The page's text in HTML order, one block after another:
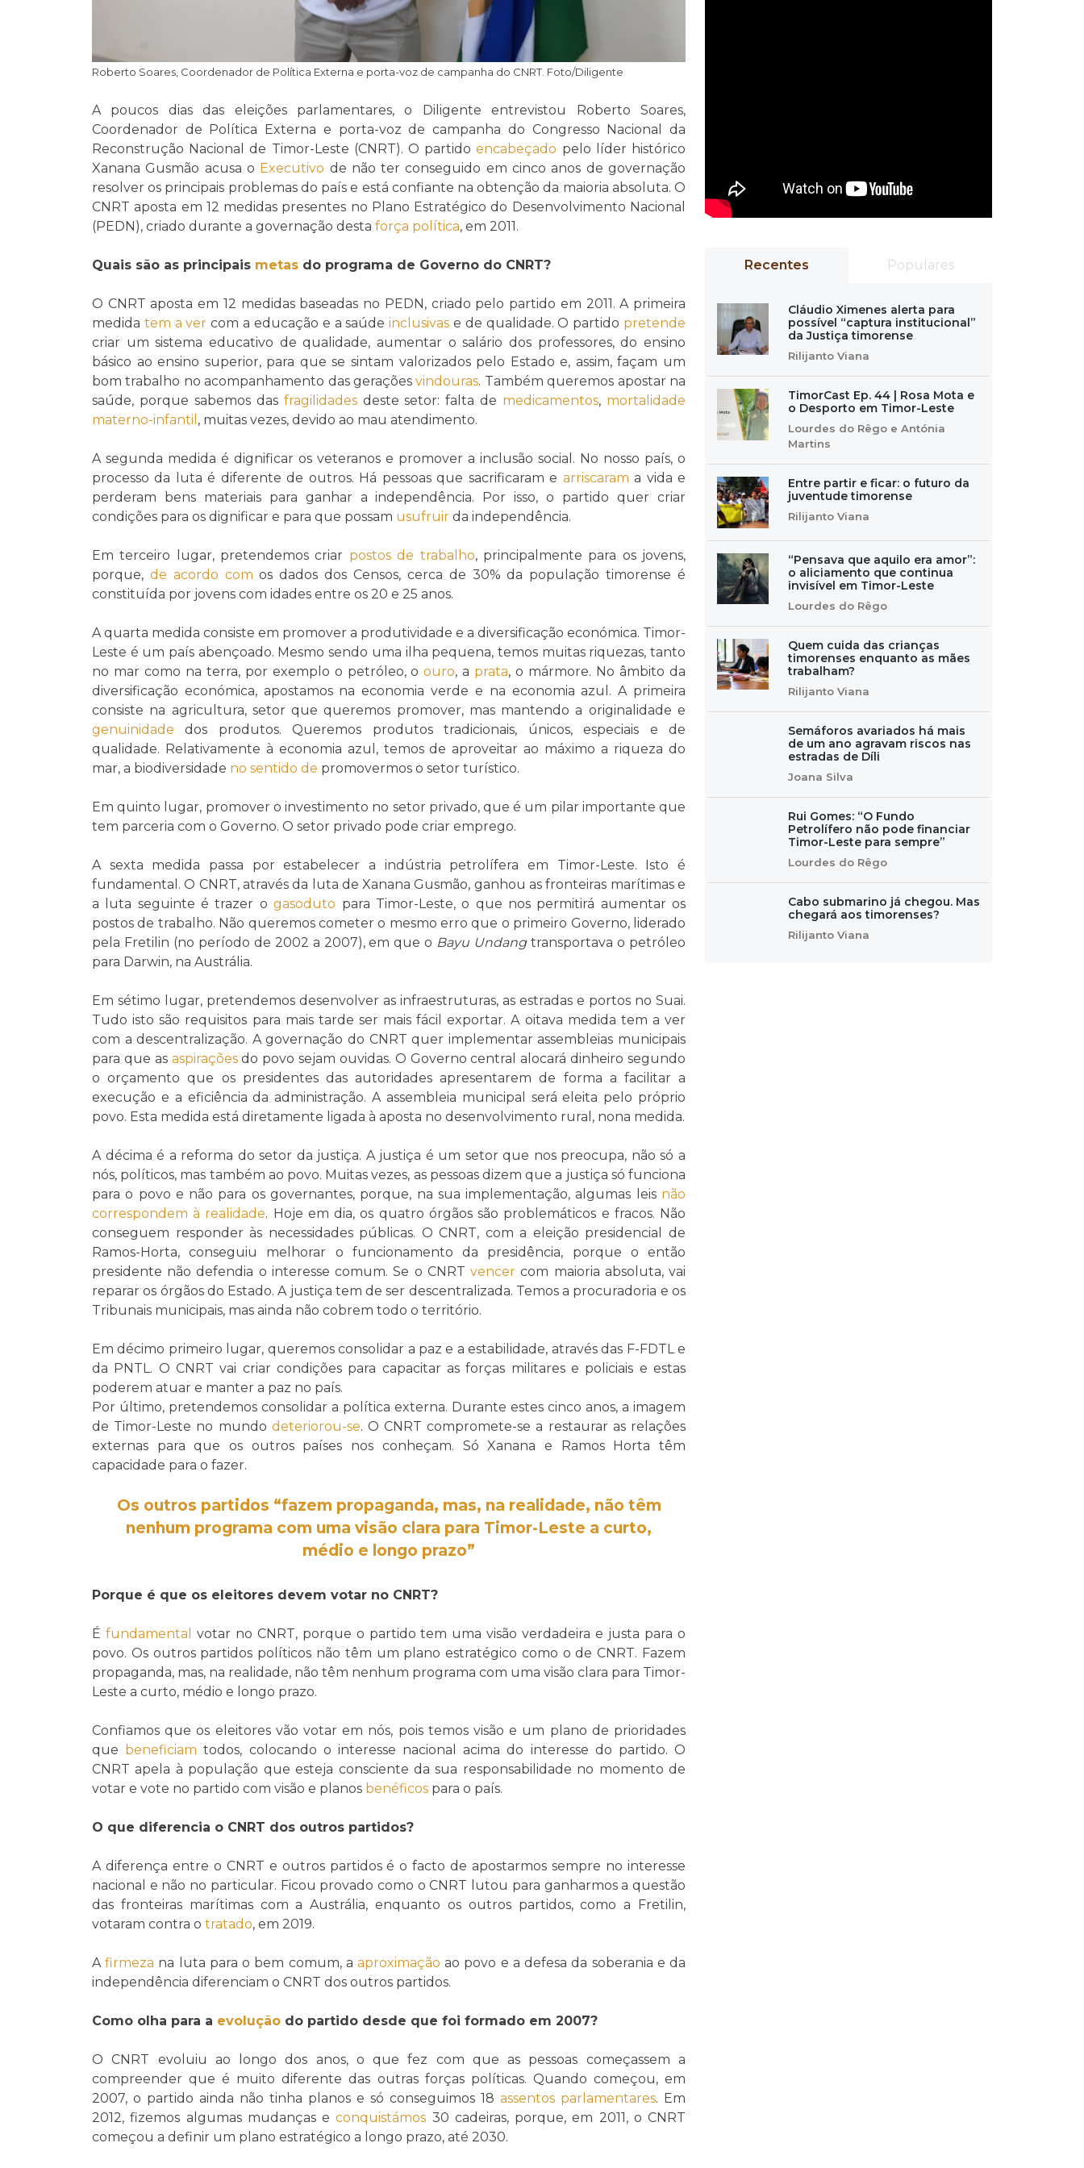
Roberto Soares, Coordenador de Política Externa e porta-voz de campanha do CNRT. Foto/Diligente
A poucos dias das eleições parlamentares, o Diligente entrevistou Roberto Soares,
Coordenador de Política Externa e porta-voz de campanha do Congresso Nacional da
Reconstrução Nacional de Timor-Leste (CNRT). O partidoencabeçado pelo líder histórico
Xanana Gusmão acusa o Executivo de não ter conseguido em cinco anos de governação
resolver os principais problemas do país e está confiante na obtenção da maioria absoluta. O
CNRT aposta em 12 medidas presentes no Plano Estratégico do Desenvolvimento Nacional
(PEDN), criado durante a governação desta força política, em 2011.
Quais são as principais metas do programa de Governo do CNRT?
O CNRT aposta em 12 medidas baseadas no PEDN, criado pelo partido em 2011. A primeira
medida tem a ver com a educação e a saúdeinclusivas e de qualidade. O partido pretende
criar um sistema educativo de qualidade, aumentar o salário dos professores, do ensino
básico ao ensino superior, para que se sintam valorizados pelo Estado e, assim, façam um
bom trabalho no acompanhamento das geraçõesvindouras. Também queremos apostar na
saúde, porque sabemos das fragilidadesdeste setor: falta de medicamentos, mortalidade
materno-infantil , muitas vezes, devido ao mau atendimento.
A segunda medida é dignificar os veteranos e promover a inclusão social. No nosso país, o
processo da luta é diferente de outros. Há pessoas que sacrificaram e arriscaram a vida e
perderam bens materiais para ganhar a independência. Por isso, o partido quer criar
condições para os dignificar e para que possam usufruir da independência.
Em terceiro lugar, pretendemos criar postos de trabalho, principalmente para os jovens,
porque, de acordo com os dados dos Censos, cerca de 30% da população timorense é
constituída por jovens com idades entre os 20 e 25 anos.
A quarta medida consiste em promover a produtividade e a diversificação económica. Timor-
Leste é um país abençoado. Mesmo sendo uma ilha pequena, temos muitas riquezas, tanto
no mar como na terra, por exemplo o petróleo, oouro, a prata, o mármore. No âmbito da
diversificação económica, apostamos na economia verde e na economia azul. A primeira
consiste na agricultura, setor que queremos promover, mas mantendo a originalidade e
genuinidade dos produtos. Queremos produtos tradicionais, únicos, especiais e de
qualidade. Relativamente à economia azul, temos de aproveitar ao máximo a riqueza do
mar, a biodiversidade no sentido de promovermos o setor turístico.
Em quinto lugar, promover o investimento no setor privado, que é um pilar importante que
tem parceria com o Governo. O setor privado pode criar emprego.
A sexta medida passa por estabelecer a indústria petrolífera em Timor-Leste. Isto é
fundamental. O CNRT, através da luta de Xanana Gusmão, ganhou as fronteiras marítimas e
a luta seguinte é trazer ogasoduto para Timor-Leste, o que nos permitirá aumentar os
postos de trabalho. Não queremos cometer o mesmo erro que o primeiro Governo, liderado
pela Fretilin (no período de 2002 a 2007), em que o Bayu Undangtransportava o petróleo
para Darwin, na Austrália.
Em sétimo lugar, pretendemos desenvolver as infraestruturas, as estradas e portos no Suai.
Tudo isto são requisitos para mais tarde ser mais fácil exportar. A oitava medida tem a ver
com a descentralização. A governação do CNRT quer implementar assembleias municipais
para que as aspiraçõesdo povo sejam ouvidas. O Governo central alocará dinheiro segundo
o orçamento que os presidentes das autoridades apresentarem de forma a facilitar a
execução e a eficiência da administração. A assembleia municipal será eleita pelo próprio
povo. Esta medida está diretamente ligada à aposta no desenvolvimento rural, nona medida.
A décima é a reforma do setor da justiça. A justiça é um setor que nos preocupa, não só a
nós, políticos, mas também ao povo. Muitas vezes, as pessoas dizem que a justiça só funciona
para o povo e não para os governantes, porque, na sua implementação, algumas leis não
correspondem à realidade. Hoje em dia, os quatro órgãos são problemáticos e fracos. Não
conseguem responder às necessidades públicas. O CNRT, com a eleição presidencial de
Ramos-Horta, conseguiu melhorar o funcionamento da presidência, porque o então
presidente não defendia o interesse comum. Se o CNRTvencer com maioria absoluta, vai
reparar os órgãos do Estado. A justiça tem de ser descentralizada. Temos a procuradoria e os
Tribunais municipais, mas ainda não cobrem todo o território.
Em décimo primeiro lugar, queremos consolidar a paz e a estabilidade, através das F-FDTL e
da PNTL. O CNRT vai criar condições para capacitar as forças militares e policiais e estas
poderem atuar e manter a paz no país.
Por último, pretendemos consolidar a política externa. Durante estes cinco anos, a imagem
de Timor-Leste no mundo deteriorou-se. O CNRT compromete-se a restaurar as relações
externas para que os outros países nos conheçam. Só Xanana e Ramos Horta têm
capacidade para o fazer.
Os outros partidos “fazem propaganda, mas, na realidade, não têm
nenhum programa com uma visão clara para Timor-Leste a curto,
médio e longo prazo”
Porque é que os eleitores devem votar no CNRT?
É fundamental
votar no CNRT, porque o partido tem uma visão verdadeira e justa para o
povo. Os outros partidos políticos não têm um plano estratégico como o de CNRT. Fazem
propaganda, mas, na realidade, não têm nenhum programa com uma visão clara para Timor-
Leste a curto, médio e longo prazo.
Confiamos que os eleitores vão votar em nós, pois temos visão e um plano de prioridades
que beneficiam todos, colocando o interesse nacional acima do interesse do partido. O
CNRT apela à população que esteja consciente da sua responsabilidade no momento de
votar e vote no partido com visão e planos benéficos para o país.
O que diferencia o CNRT dos outros partidos?
A diferença entre o CNRT e outros partidos é o facto de apostarmos sempre no interesse
nacional e não no particular. Ficou provado como o CNRT lutou para ganharmos a questão
das fronteiras marítimas com a Austrália, enquanto os outros partidos, como a Fretilin,
votaram contra o tratado, em 2019.
Afirmeza na luta para o bem comum, aaproximação ao povo e a defesa da soberania e da
independência diferenciam o CNRT dos outros partidos.
Como olha para a evolução do partido desde que foi formado em 2007?
O CNRT evoluiu ao longo dos anos, o que fez com que as pessoas começassem a
compreender que é muito diferente das outras forças políticas. Quando começou, em
2007, o partido ainda não tinha planos e só conseguimos 18 assentos parlamentares. Em
2012, fizemos algumas mudanças econquistámos 30 cadeiras, porque, em 2011, o CNRT
começou a definir um plano estratégico a longo prazo, até 2030.
Recentes Populares
Cláudio Ximenes alerta para
possível “captura institucional”
da Justiça timorense
Rilijanto Viana
TimorCast Ep. 44 | Rosa Mota e
o Desporto em Timor-Leste
Lourdes do Rêgo e Antónia
Martins
Entre partir e ficar: o futuro da
juventude timorense
Rilijanto Viana
“Pensava que aquilo era amor”:
o aliciamento que continua
invisível em Timor-Leste
Lourdes do Rêgo
Quem cuida das crianças
timorenses enquanto as mães
trabalham?
Rilijanto Viana
Semáforos avariados há mais
de um ano agravam riscos nas
estradas de Díli
Joana Silva
Rui Gomes: “O Fundo
Petrolífero não pode financiar
Timor-Leste para sempre”
Lourdes do Rêgo
Cabo submarino já chegou. Mas
chegará aos timorenses?
Rilijanto Viana